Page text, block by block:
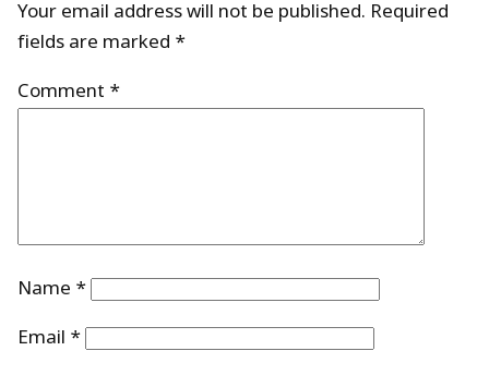
Your email address will not be published. Required
fields are marked *
Comment *
Name *
Email *